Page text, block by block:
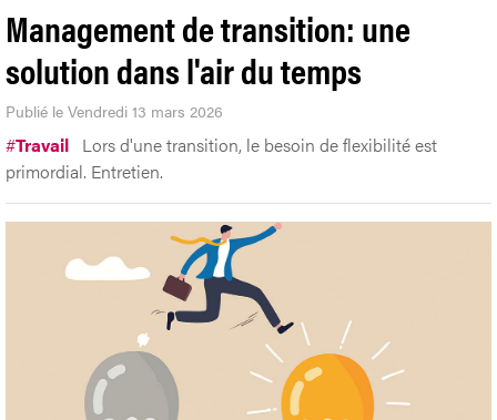
Management de transition: une
solution dans l'air du temps
Publié le Vendredi 13 mars 2026
#Travail Lors d'une transition, le besoin de flexibilité est
primordial. Entretien.